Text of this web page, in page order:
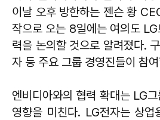
이날 오후 방한하는 젠슨 황
작으로 오는 8일에는 여의도
력을 논의할 것으로 알려졌다.
자 등 주요 그룹 경영진들이 참
엔비디아와의 협력 확대는 LG
영향을 미친다. LG전자는 상업